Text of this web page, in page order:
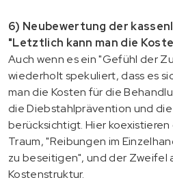
6) Neubewertung der
"Letztlich kann man die
Auch wenn es ein "Gefühl der
wiederholt spekuliert, dass es
man die Kosten für die
die Diebstahlprävention und
berücksichtigt. Hier
Traum, "Reibungen im
zu beseitigen", und der Zweifel
Kostenstruktur.